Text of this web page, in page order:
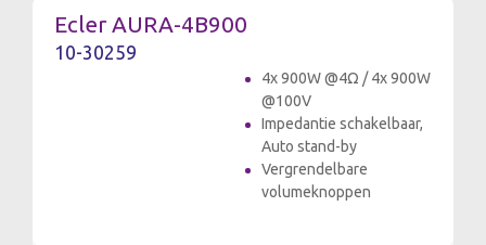
Ecler AURA-4B900
10-30259
4x 900W @4Ω / 4x 900W
@100V
Impedantie schakelbaar,
Auto stand-by
Vergrendelbare
volumeknoppen